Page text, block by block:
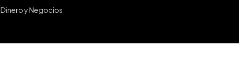
Dinero y Negocios